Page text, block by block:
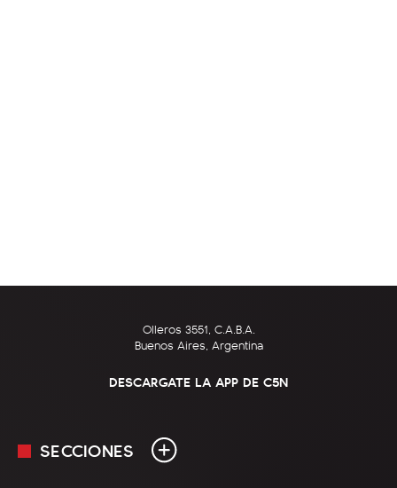
Olleros 3551, C.A.B.A.
Buenos Aires, Argentina
DESCARGATE LA APP DE C5N
SECCIONES